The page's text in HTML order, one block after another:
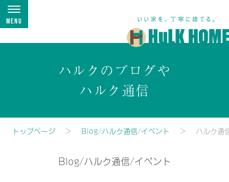
Menu
ハルクのブログや
ハルク通信
トップページ Blog/ハルク通信/イベント ハルク通
Blog/ハルク通信/イベント